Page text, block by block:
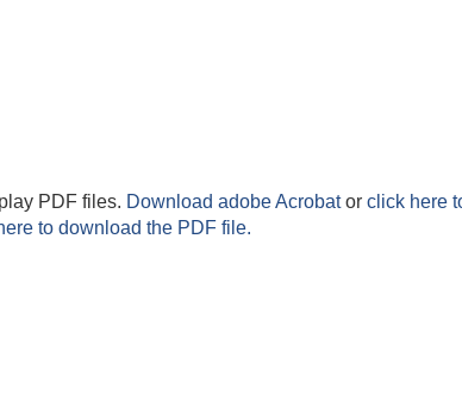
PDF files. Download adobe Acrobator click here
to download the PDF file.